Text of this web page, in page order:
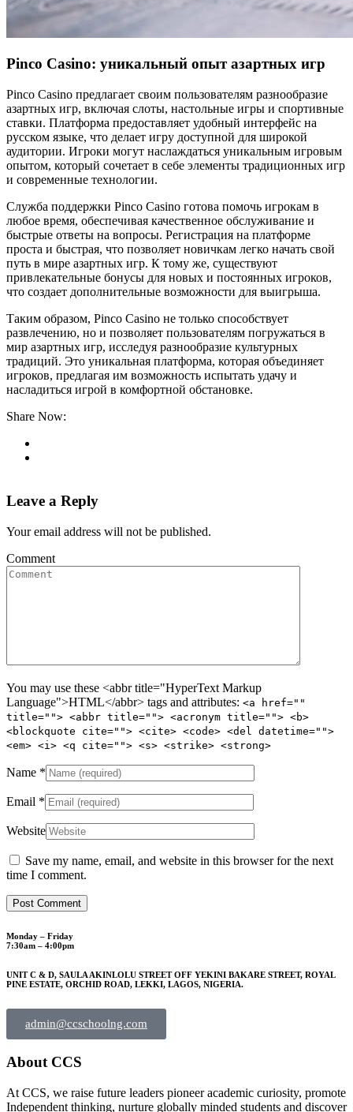
Pinco Casino: уникальный опыт азартных игр
Pinco Casino предлагает своим пользователям разнообразие
азартных игр, включая слоты, настольные игры и спортивные
ставки. Платформа предоставляет удобный интерфейс на
русском языке, что делает игру доступной для широкой
аудитории. Игроки могут наслаждаться уникальным игровым
опытом, который сочетает в себе элементы традиционных игр
и современные технологии.
Служба поддержки Pinco Casino готова помочь игрокам в
любое время, обеспечивая качественное обслуживание и
быстрые ответы на вопросы. Регистрация на платформе
проста и быстрая, что позволяет новичкам легко начать свой
путь в мире азартных игр. К тому же, существуют
привлекательные бонусы для новых и постоянных игроков,
что создает дополнительные возможности для выигрыша.
Таким образом, Pinco Casino не только способствует
развлечению, но и позволяет пользователям погружаться в
мир азартных игр, исследуя разнообразие культурных
традиций. Это уникальная платформа, которая объединяет
игроков, предлагая им возможность испытать удачу и
насладиться игрой в комфортной обстановке.
Share Now:
Leave a Reply
Your email address will not be published.
Comment
You may use these <abbr title="HyperText Markup
Language">HTML</abbr> tags and attributes: <a href=""
title=""> <abbr title=""> <acronym title=""> <b>
<blockquote cite=""> <cite> <code> <del datetime="">
<em> <i> <q cite=""> <s> <strike> <strong>
Name *
Email *
Website
Save my name, email, and website in this browser for the next
time I comment.
Monday – Friday
7:30am – 4:00pm
UNIT C & D, SAULA AKINLOLU STREET OFF YEKINI BAKARE STREET, ROYAL
PINE ESTATE, ORCHID ROAD, LEKKI, LAGOS, NIGERIA.
admin@ccschoolng.com
About CCS
At CCS, we raise future leaders pioneer academic curiosity, promote
Independent thinking, nurture globally minded students and discover